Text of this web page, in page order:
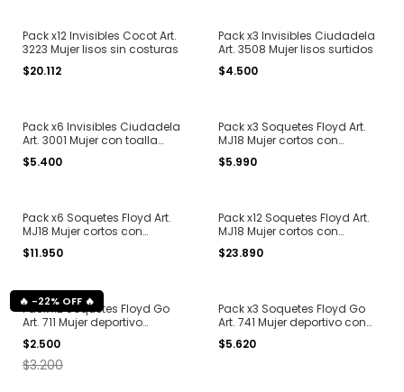
Pack x12 Invisibles Cocot Art.
3223 Mujer lisos sin costuras
$20.112
Pack x3 Invisibles Ciudadela
Art. 3508 Mujer lisos surtidos
$4.500
Pack x6 Invisibles Ciudadela
Art. 3001 Mujer con toalla
deportivos sin costuras
$5.400
Pack x3 Soquetes Floyd Art.
MJ18 Mujer cortos con
antideslizantes
$5.990
Pack x6 Soquetes Floyd Art.
MJ18 Mujer cortos con
antideslizantes
$11.950
Pack x12 Soquetes Floyd Art.
MJ18 Mujer cortos con
antideslizantes
$23.890
Pack x2 Soquetes Floyd Go
Art. 711 Mujer deportivo
empeine ventilado
$2.500
-22% OFF
$3.200
Pack x3 Soquetes Floyd Go
Art. 741 Mujer deportivo con
lengüeta en el talón
$5.620